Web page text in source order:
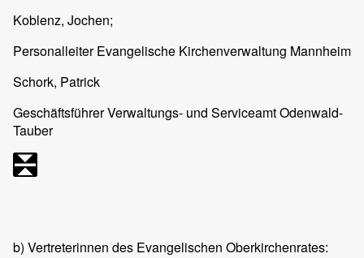
Koblenz, Jochen;
Personalleiter Evangelische Kirchenverwaltung Mannheim
Schork, Patrick
Geschäftsführer Verwaltungs- und Serviceamt Odenwald-
Tauber
b) Vertreterinnen des Evangelischen Oberkirchenrates: